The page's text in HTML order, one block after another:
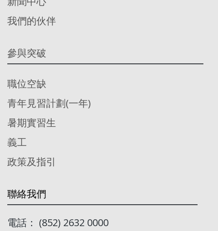
我們的伙伴
參與突破
職位空缺
青年見習計劃(一年)
暑期實習生
義工
政策及指引
聯絡我們
電話： (852) 2632 0000